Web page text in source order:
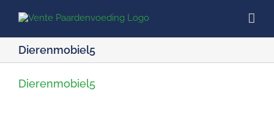
Dierenmobiel5
Dierenmobiel5